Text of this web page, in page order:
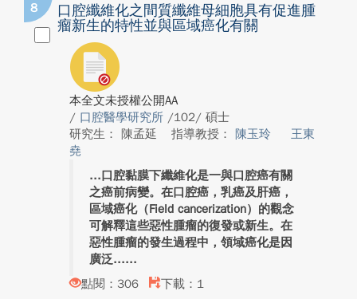
8
口腔纖維化之間質纖維母細胞具有促進腫
瘤新生的特性並與區域癌化有關
本全文未授權公開AA
/ 口腔醫學研究所 /102/ 碩士
研究生： 陳孟延
指導教授： 陳玉玲
王東
堯
口腔黏膜下纖維化是一與口腔癌有關
之癌前病變。在口腔癌，乳癌及肝癌，
區域癌化（Field cancerization）的觀念
可解釋這些惡性腫瘤的復發或新生。在
惡性腫瘤的發生過程中，領域癌化是因
廣泛...
點閱：306
下載：1